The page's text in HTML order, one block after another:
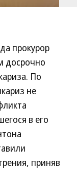
прокурор
досрочно
По
не
в его
приняв